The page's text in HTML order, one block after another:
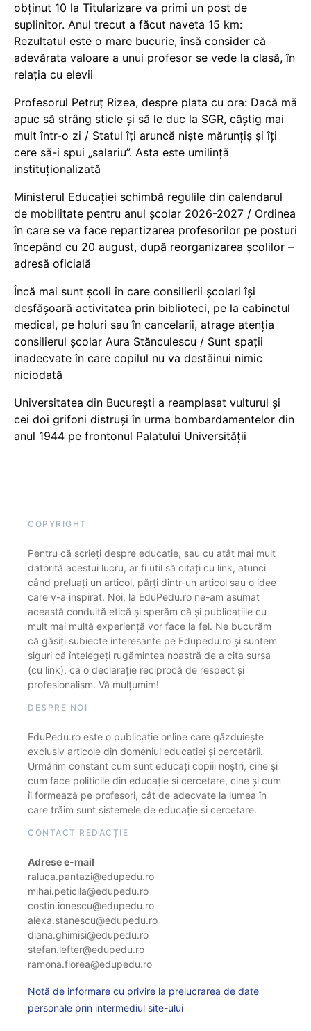
obținut 10 la Titularizare va primi un post de
suplinitor. Anul trecut a făcut naveta 15 km:
Rezultatul este o mare bucurie, însă consider că
adevărata valoare a unui profesor se vede la clasă, în
relația cu elevii
Profesorul Petruț Rizea, despre plata cu ora: Dacă mă
apuc să strâng sticle și să le duc la SGR, câștig mai
mult într-o zi / Statul îți aruncă niște mărunțiș și îți
cere să-i spui „salariu”. Asta este umilință
instituționalizată
Ministerul Educației schimbă regulile din calendarul
de mobilitate pentru anul școlar 2026-2027 / Ordinea
în care se va face repartizarea profesorilor pe posturi
începând cu 20 august, după reorganizarea școlilor –
adresă oficială
Încă mai sunt școli în care consilierii școlari își
desfășoară activitatea prin biblioteci, pe la cabinetul
medical, pe holuri sau în cancelarii, atrage atenția
consilierul școlar Aura Stănculescu / Sunt spații
inadecvate în care copilul nu va destăinui nimic
niciodată
Universitatea din București a reamplasat vulturul și
cei doi grifoni distruși în urma bombardamentelor din
anul 1944 pe frontonul Palatului Universității
COPYRIGHT
Pentru că scrieți despre educație, sau cu atât mai mult
datorită acestui lucru, ar fi util să citați cu link, atunci
când preluați un articol, părți dintr-un articol sau o idee
care v-a inspirat. Noi, la EduPedu.ro ne-am asumat
această conduită etică și sperăm că și publicațiile cu
mult mai multă experiență vor face la fel. Ne bucurăm
că găsiți subiecte interesante pe Edupedu.ro și suntem
siguri că înțelegeți rugămintea noastră de a cita sursa
(cu link), ca o declarație reciprocă de respect și
profesionalism. Vă mulțumim!
DESPRE NOI
EduPedu.ro este o publicație online care găzduiește
exclusiv articole din domeniul educației și cercetării.
Urmărim constant cum sunt educați copiii noștri, cine și
cum face politicile din educație și cercetare, cine și cum
îi formează pe profesori, cât de adecvate la lumea în
care trăim sunt sistemele de educație și cercetare.
CONTACT REDACȚIE
Adrese e-mail
raluca.pantazi@edupedu.ro
mihai.peticila@edupedu.ro
costin.ionescu@edupedu.ro
alexa.stanescu@edupedu.ro
diana.ghimisi@edupedu.ro
stefan.lefter@edupedu.ro
ramona.florea@edupedu.ro
Notă de informare cu privire la prelucrarea de date
personale prin intermediul site-ului